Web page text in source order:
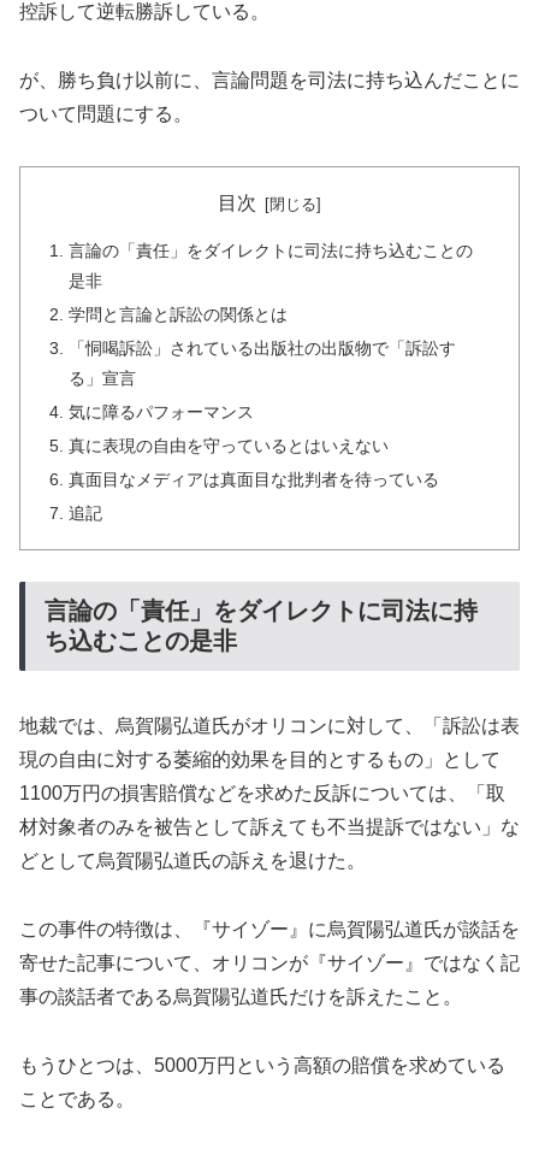
控訴して逆転勝訴している。
が、勝ち負け以前に、言論問題を司法に持ち込んだことに
ついて問題にする。
目次
言論の「責任」をダイレクトに司法に持ち込むことの
是非
学問と言論と訴訟の関係とは
「恫喝訴訟」されている出版社の出版物で「訴訟す
る」宣言
気に障るパフォーマンス
真に表現の自由を守っているとはいえない
真面目なメディアは真面目な批判者を待っている
追記
言論の「責任」をダイレクトに司法に持
ち込むことの是非
地裁では、烏賀陽弘道氏がオリコンに対して、「訴訟は表
現の自由に対する萎縮的効果を目的とするもの」として
1100万円の損害賠償などを求めた反訴については、「取
材対象者のみを被告として訴えても不当提訴ではない」な
どとして烏賀陽弘道氏の訴えを退けた。
この事件の特徴は、『サイゾー』に烏賀陽弘道氏が談話を
寄せた記事について、オリコンが『サイゾー』ではなく記
事の談話者である烏賀陽弘道氏だけを訴えたこと。
もうひとつは、5000万円という高額の賠償を求めている
ことである。